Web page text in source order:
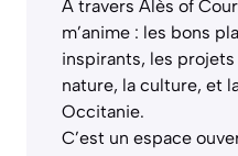
À travers Alès of
m’anime : les bons
inspirants, les
nature, la culture, et
Occitanie.
C’est un espace